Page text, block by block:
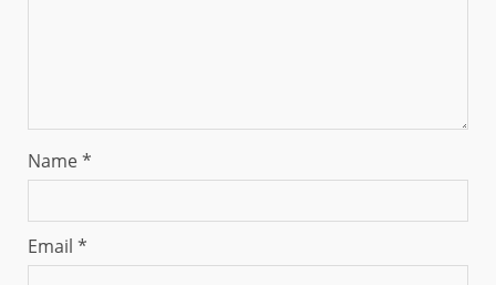
Name*
Email *